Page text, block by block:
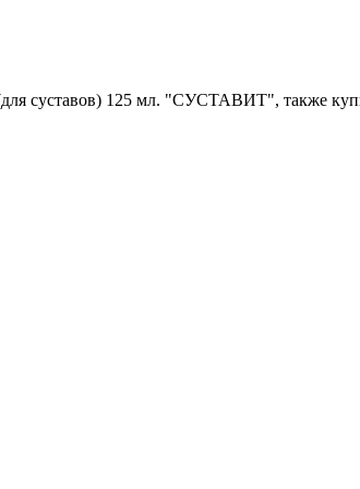
суставов) 125 мл. "СУСТАВИТ", также